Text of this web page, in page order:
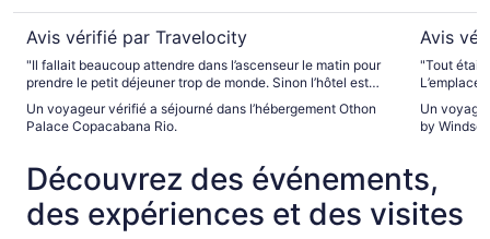
Avis vérifié par Travelocity
"Il fallait beaucoup attendre dans l’ascenseur le matin pour
prendre le petit déjeuner trop de monde. Sinon l’hôtel est
très bien"
Un voyageur vérifié a séjourné dans l’hébergement Othon
Palace Copacabana Rio.
Avis
"Tout était parfait! La piscine et
Un
by
Découvrez des événements,
des expériences et des visites